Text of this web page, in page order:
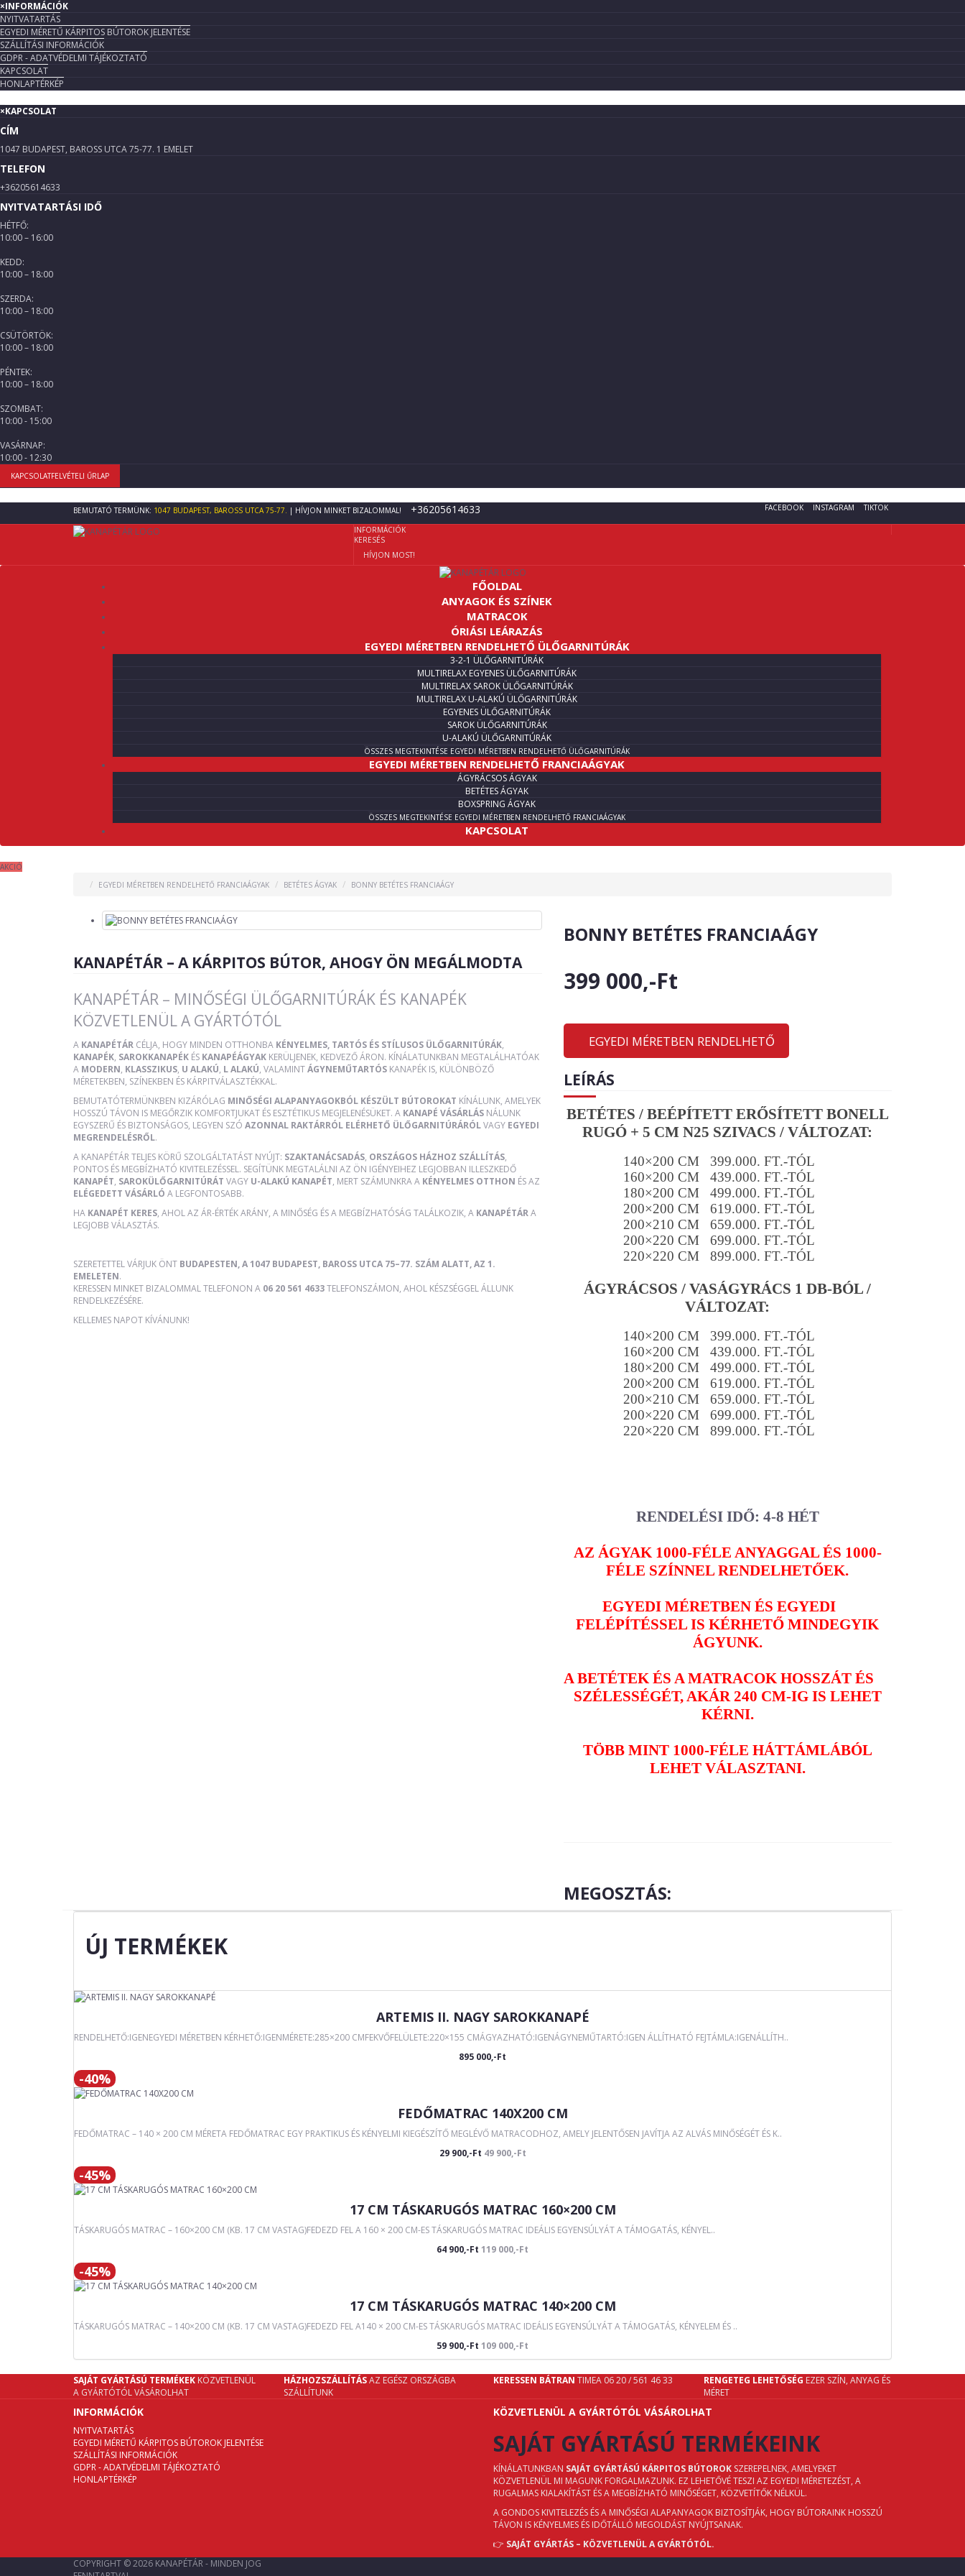
×INFORMÁCIÓK
NYITVATARTÁS
EGYEDI MÉRETŰ KÁRPITOS BÚTOROK JELENTÉSE
SZÁLLÍTÁSI INFORMÁCIÓK
GDPR - ADATVÉDELMI TÁJÉKOZTATÓ
KAPCSOLAT
HONLAPTÉRKÉP
×KAPCSOLAT
CÍM
1047 BUDAPEST, BAROSS UTCA 75-77. 1 EMELET
TELEFON
+36205614633
NYITVATARTÁSI IDŐ
HÉTFŐ:
10:00 – 16:00
KEDD:
10:00 – 18:00
SZERDA:
10:00 – 18:00
CSÜTÖRTÖK:
10:00 – 18:00
PÉNTEK:
10:00 – 18:00
SZOMBAT:
10:00 - 15:00
VASÁRNAP:
10:00 - 12:30
KAPCSOLATFELVÉTELI ŰRLAP
BEMUTATÓ TERMÜNK: 1047 BUDAPEST, BAROSS UTCA 75-77. | HÍVJON MINKET BIZALOMMAL! +36205614633 FACEBOOK INSTAGRAM TIKTOK
INFORMÁCIÓK
KERESÉS
HÍVJON MOST!
FŐOLDAL
ANYAGOK ÉS SZÍNEK
MATRACOK
ÓRIÁSI LEÁRAZÁS
EGYEDI MÉRETBEN RENDELHETŐ ÜLŐGARNITÚRÁK
3-2-1 ÜLŐGARNITÚRÁK
MULTIRELAX EGYENES ÜLŐGARNITÚRÁK
MULTIRELAX SAROK ÜLŐGARNITÚRÁK
MULTIRELAX U-ALAKÚ ÜLŐGARNITÚRÁK
EGYENES ÜLŐGARNITÚRÁK
SAROK ÜLŐGARNITÚRÁK
U-ALAKÚ ÜLŐGARNITÚRÁK
ÖSSZES MEGTEKINTÉSE EGYEDI MÉRETBEN RENDELHETŐ ÜLŐGARNITÚRÁK
EGYEDI MÉRETBEN RENDELHETŐ FRANCIAÁGYAK
ÁGYRÁCSOS ÁGYAK
BETÉTES ÁGYAK
BOXSPRING ÁGYAK
ÖSSZES MEGTEKINTÉSE EGYEDI MÉRETBEN RENDELHETŐ FRANCIAÁGYAK
KAPCSOLAT
AKCIÓ
EGYEDI MÉRETBEN RENDELHETŐ FRANCIAÁGYAK
BETÉTES ÁGYAK BONNY BETÉTES FRANCIAÁGY
KANAPÉTÁR – A KÁRPITOS BÚTOR, AHOGY ÖN MEGÁLMODTA
KANAPÉTÁR – MINŐSÉGI ÜLŐGARNITÚRÁK ÉS KANAPÉK
KÖZVETLENÜL A GYÁRTÓTÓL
A KANAPÉTÁR CÉLJA, HOGY MINDEN OTTHONBA KÉNYELMES, TARTÓS ÉS STÍLUSOS ÜLŐGARNITÚRÁK,
KANAPÉK, SAROKKANAPÉK ÉS KANAPÉÁGYAK KERÜLJENEK, KEDVEZŐ ÁRON. KÍNÁLATUNKBAN MEGTALÁLHATÓAK
A MODERN, KLASSZIKUS, U ALAKÚ, L ALAKÚ, VALAMINTÁGYNEMŰTARTÓS KANAPÉK IS, KÜLÖNBÖZŐ
MÉRETEKBEN, SZÍNEKBEN ÉS KÁRPITVÁLASZTÉKKAL.
BEMUTATÓTERMÜNKBEN KIZÁRÓLAG MINŐSÉGI ALAPANYAGOKBÓL KÉSZÜLT BÚTOROKAT KÍNÁLUNK, AMELYEK
HOSSZÚ TÁVON IS MEGŐRZIK KOMFORTJUKAT ÉS ESZTÉTIKUS MEGJELENÉSÜKET. A KANAPÉ VÁSÁRLÁS NÁLUNK
EGYSZERŰ ÉS BIZTONSÁGOS, LEGYEN SZÓ AZONNAL RAKTÁRRÓL ELÉRHETŐ ÜLŐGARNITÚRÁRÓLVAGY EGYEDI
MEGRENDELÉSRŐL.
A KANAPÉTÁR TELJES KÖRŰ SZOLGÁLTATÁST NYÚJT: SZAKTANÁCSADÁS, ORSZÁGOS HÁZHOZ SZÁLLÍTÁS,
PONTOS ÉS MEGBÍZHATÓ KIVITELEZÉSSEL. SEGÍTÜNK MEGTALÁLNI AZ ÖN IGÉNYEIHEZ LEGJOBBAN ILLESZKEDŐ
KANAPÉT, SAROKÜLŐGARNITÚRÁT VAGY U-ALAKÚ KANAPÉT, MERT SZÁMUNKRA A KÉNYELMES OTTHON ÉS AZ
ELÉGEDETT VÁSÁRLÓ A LEGFONTOSABB.
HA KANAPÉT KERES, AHOL AZ ÁR-ÉRTÉK ARÁNY, A MINŐSÉG ÉS A MEGBÍZHATÓSÁG TALÁLKOZIK, A KANAPÉTÁRA
LEGJOBB VÁLASZTÁS.
SZERETETTEL VÁRJUK ÖNT BUDAPESTEN, A 1047 BUDAPEST, BAROSS UTCA 75–77. SZÁM ALATT, AZ 1.
EMELETEN.
KERESSEN MINKET BIZALOMMAL TELEFONON A 06 20 561 4633TELEFONSZÁMON, AHOL KÉSZSÉGGEL ÁLLUNK
RENDELKEZÉSÉRE.
KELLEMES NAPOT KÍVÁNUNK!
BONNY BETÉTES FRANCIAÁGY
399 000,-Ft
EGYEDI MÉRETBEN RENDELHETŐ
LEÍRÁS
BETÉTES / BEÉPÍTETT ERŐSÍTETT BONELL
RUGÓ + 5 CM N25 SZIVACS / VÁLTOZAT:
140×200 CM 399.000. FT.-TÓL
160×200 CM 439.000. FT.-TÓL
180×200 CM 499.000. FT.-TÓL
200×200 CM 619.000. FT.-TÓL
200×210 CM 659.000. FT.-TÓL
200×220 CM 699.000. FT.-TÓL
220×220 CM 899.000. FT.-TÓL
ÁGYRÁCSOS / VASÁGYRÁCS 1 DB-BÓL /
VÁLTOZAT:
140×200 CM 399.000. FT.-TÓL
160×200 CM 439.000. FT.-TÓL
180×200 CM 499.000. FT.-TÓL
200×200 CM 619.000. FT.-TÓL
200×210 CM 659.000. FT.-TÓL
200×220 CM 699.000. FT.-TÓL
220×220 CM 899.000. FT.-TÓL
RENDELÉSI IDŐ: 4-8 HÉT
AZ ÁGYAK 1000-FÉLE ANYAGGAL ÉS 1000-
FÉLE SZÍNNEL RENDELHETŐEK.
EGYEDI MÉRETBEN ÉS EGYEDI
FELÉPÍTÉSSEL IS KÉRHETŐ MINDEGYIK
ÁGYUNK.
A BETÉTEK ÉS A MATRACOK HOSSZÁT ÉS
SZÉLESSÉGÉT, AKÁR 240 CM-IG IS LEHET
KÉRNI.
TÖBB MINT 1000-FÉLE HÁTTÁMLÁBÓL
LEHET VÁLASZTANI.
MEGOSZTÁS:
ÚJ TERMÉKEK
ARTEMIS II. NAGY SAROKKANAPÉ
RENDELHETŐ:IGENEGYEDI MÉRETBEN KÉRHETŐ:IGENMÉRETE:285×200 CMFEKVŐFELÜLETE:220×155 CMÁGYAZHATÓ:IGENÁGYNEMŰTARTÓ:IGEN ÁLLÍTHATÓ FEJTÁMLA:IGENÁLLÍTH..
895 000,-Ft
-40%
FEDŐMATRAC 140X200 CM
FEDŐMATRAC – 140 × 200 CM MÉRETA FEDŐMATRAC EGY PRAKTIKUS ÉS KÉNYELMI KIEGÉSZÍTŐ MEGLÉVŐ MATRACODHOZ, AMELY JELENTŐSEN JAVÍTJA AZ ALVÁS MINŐSÉGÉT ÉS K..
29 900,-Ft 49 900,-Ft
-45%
17 CM TÁSKARUGÓS MATRAC 160×200 CM
TÁSKARUGÓS MATRAC – 160×200 CM (KB. 17 CM VASTAG)FEDEZD FEL A 160 × 200 CM-ES TÁSKARUGÓS MATRAC IDEÁLIS EGYENSÚLYÁT A TÁMOGATÁS, KÉNYEL..
64 900,-Ft 119 000,-Ft
-45%
17 CM TÁSKARUGÓS MATRAC 140×200 CM
TÁSKARUGÓS MATRAC – 140×200 CM (KB. 17 CM VASTAG)FEDEZD FEL A140 × 200 CM-ES TÁSKARUGÓS MATRAC IDEÁLIS EGYENSÚLYÁT A TÁMOGATÁS, KÉNYELEM ÉS ..
59 900,-Ft 109 000,-Ft
SAJÁT GYÁRTÁSÚ TERMÉKEK KÖZVETLENÜL
A GYÁRTÓTÓL VÁSÁROLHAT
HÁZHOZSZÁLLÍTÁS AZ EGÉSZ ORSZÁGBA
SZÁLLÍTUNK
KERESSEN BÁTRAN TIMEA 06 20 / 561 46 33 RENGETEG LEHETŐSÉG EZER SZÍN, ANYAG ÉS
MÉRET
INFORMÁCIÓK
NYITVATARTÁS
EGYEDI MÉRETŰ KÁRPITOS BÚTOROK JELENTÉSE
SZÁLLÍTÁSI INFORMÁCIÓK
GDPR - ADATVÉDELMI TÁJÉKOZTATÓ
HONLAPTÉRKÉP
KÖZVETLENÜL A GYÁRTÓTÓL VÁSÁROLHAT
SAJÁT GYÁRTÁSÚ TERMÉKEINK
KÍNÁLATUNKBAN SAJÁT GYÁRTÁSÚ KÁRPITOS BÚTOROK SZEREPELNEK, AMELYEKET
KÖZVETLENÜL MI MAGUNK FORGALMAZUNK. EZ LEHETŐVÉ TESZI AZ EGYEDI MÉRETEZÉST, A
RUGALMAS KIALAKÍTÁST ÉS A MEGBÍZHATÓ MINŐSÉGET, KÖZVETÍTŐK NÉLKÜL.
A GONDOS KIVITELEZÉS ÉS A MINŐSÉGI ALAPANYAGOK BIZTOSÍTJÁK, HOGY BÚTORAINK HOSSZÚ
TÁVON IS KÉNYELMES ÉS IDŐTÁLLÓ MEGOLDÁST NYÚJTSANAK.
👉 SAJÁT GYÁRTÁS – KÖZVETLENÜL A GYÁRTÓTÓL.
COPYRIGHT © 2026 KANAPÉTÁR - MINDEN JOG